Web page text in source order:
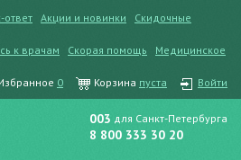
ответ Акции и новинки
Скидочные
к врачам Скорая помощь
Медицинское
0 Корзина пуста Войти
003 для Санкт-Петербурга
8 800 333 30 20